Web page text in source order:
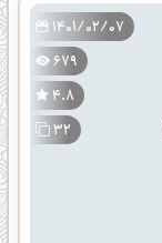
1401/02/07
679
4.8
32